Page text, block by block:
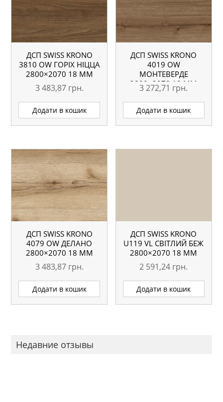
ДСП SWISS KRONO
3810 OW ГОРІХ НІЦЦА
2800×2070 18 ММ
3 483,87 грн.
Додати в кошик
ДСП SWISS KRONO
4019 OW
МОНТЕВЕРДЕ
2800×2070 18 ММ
3 272,71 грн.
Додати в кошик
ДСП SWISS KRONO
4079 OW ДЕЛАНО
2800×2070 18 ММ
3 483,87 грн.
Додати в кошик
ДСП SWISS KRONO
U119 VL СВІТЛИЙ БЕЖ
2800×2070 18 ММ
2 591,24 грн.
Додати в кошик
Недавние отзывы